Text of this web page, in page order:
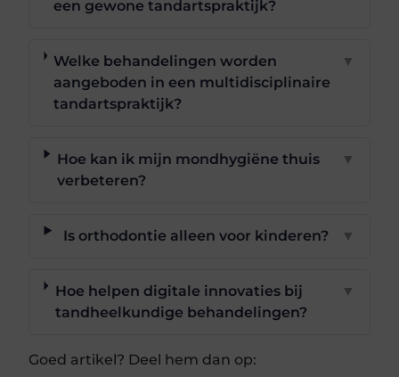
een gewone tandartspraktijk?
Welke behandelingen worden
aangeboden in een multidisciplinaire
tandartspraktijk?
▼
Hoe kan ik mijn mondhygiëne thuis
verbeteren?
▼
Is orthodontie alleen voor kinderen? ▼
Hoe helpen digitale innovaties bij
tandheelkundige behandelingen?
▼
Goed artikel? Deel hem dan op: